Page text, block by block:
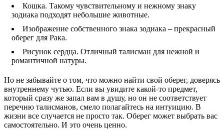
Кошка. Такому чувствительному и нежному знаку
зодиака подходят небольшие животные.
Изображение собственного знака зодиака – прекрасный
оберег для Рака.
Рисунок сердца. Отличный талисман для нежной и
романтичной натуры.
Но не забывайте о том, что можно найти свой оберег, доверясь
внутреннему чутью. Если вы увидите какой-то предмет,
который сразу же запал вам в душу, но он не соответствует
перечню талисманов, смело полагайтесь на интуицию. В
жизни все случается не просто так. Оберег может выбрать вас
самостоятельно. И это очень ценно.